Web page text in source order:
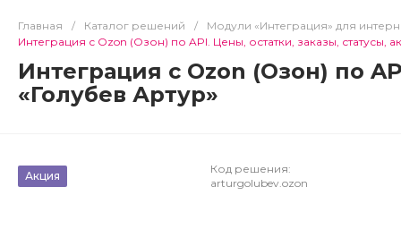
Главная / Каталог решений / Модули «Интеграция» для
Интеграция с Ozon (Озон) по API. Цены, остатки, заказы, статусы,
Интеграция с Ozon (Озон) по
«Голубев Артур»
Акция
Код решения:
arturgolubev.ozon